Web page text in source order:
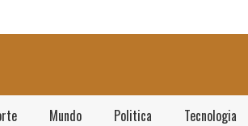
Mundo Politica Tecnologia